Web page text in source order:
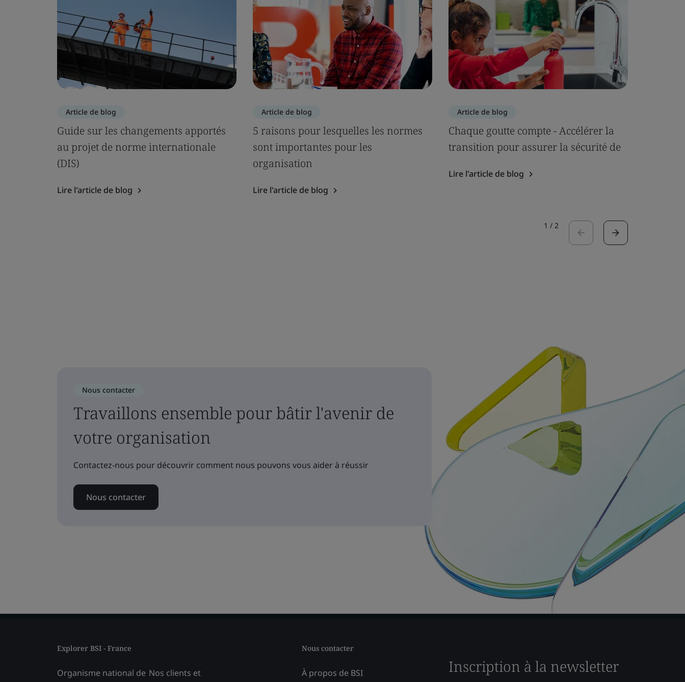
Article de blog
Guide sur les changements apportés
au projet de norme internationale
(DIS)
Lire l'article de blog
Article de blog
5 raisons pour lesquelles les normes
sont importantes pour les
organisation
Lire l'article de blog
Article de blog
Chaque goutte compte - Accélérer la
transition pour assurer la sécurité de
Lire l'article de blog
1 / 2
Nous contacter
Travaillons ensemble pour bâtir l'avenir de
votre organisation
Contactez-nous pour découvrir comment nous pouvons vous aider à réussir
Nous contacter
Explorer BSI - France
Organisme national de Nos clients et
Nous contacter
À propos de BSI Inscription à la newsletter